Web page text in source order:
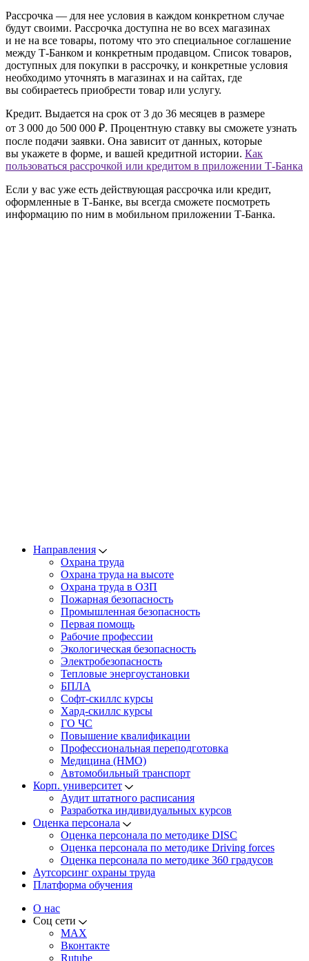
Рассрочка — для нее условия в каждом конкретном случае
будут своими. Рассрочка доступна не во всех магазинах
и не на все товары, потому что это специальное соглашение
между Т‑Банком и конкретным продавцом. Список товаров,
доступных для покупки в рассрочку, и конкретные условия
необходимо уточнять в магазинах и на сайтах, где
вы собираетесь приобрести товар или услугу.
Кредит. Выдается на срок от 3 до 36 месяцев в размере
от 3 000 до 500 000 ₽. Процентную ставку вы сможете узнать
после подачи заявки. Она зависит от данных, которые
вы укажете в форме, и вашей кредитной истории. Как
пользоваться рассрочкой или кредитом в приложении Т‑Банка
Если у вас уже есть действующая рассрочка или кредит,
оформленные в Т‑Банке, вы всегда сможете посмотреть
информацию по ним в мобильном приложении Т‑Банка.
Направления
Охрана труда
Охрана труда на высоте
Охрана труда в ОЗП
Пожарная безопасность
Промышленная безопасность
Первая помощь
Рабочие профессии
Экологическая безопасность
Электробезопасность
Тепловые энергоустановки
БПЛА
Софт-скиллс курсы
Хард-скиллс курсы
ГО ЧС
Повышение квалификации
Профессиональная переподготовка
Медицина (НМО)
Автомобильный транспорт
Корп. университет
Аудит штатного расписания
Разработка индивидуальных курсов
Оценка персонала
Оценка персонала по методике DISC
Оценка персонала по методике Driving forces
Оценка персонала по методике 360 градусов
Аутсорсинг охраны труда
Платформа обучения
О нас
Соц сети
MAX
Вконтакте
Rutube